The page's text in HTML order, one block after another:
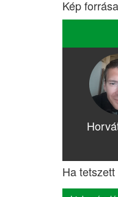
Kép
Ha